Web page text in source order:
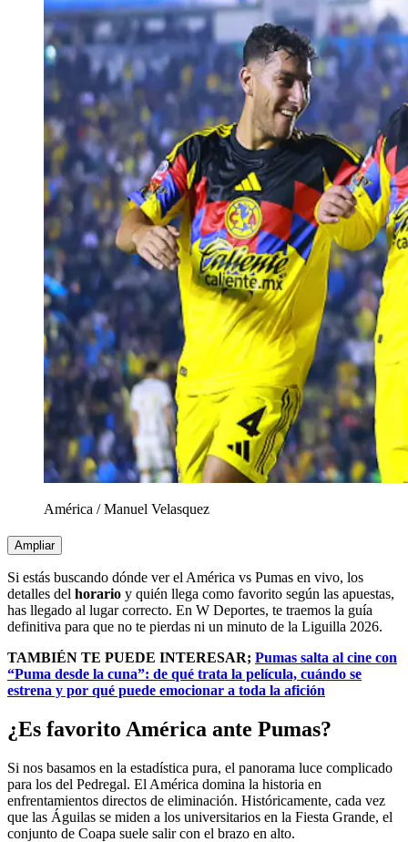
América /Manuel Velasquez
Ampliar
Si estás buscando dónde ver el América vs Pumas en vivo, los
detalles del horario y quién llega como favorito según las apuestas,
has llegado al lugar correcto. En W Deportes, te traemos la guía
definitiva para que no te pierdas ni un minuto de la Liguilla 2026.
TAMBIÉN TE PUEDE INTERESAR; Pumas salta al cine con
“Puma desde la cuna”: de qué trata la película, cuándo se
estrena y por qué puede emocionar a toda la afición
¿Es favorito América ante Pumas?
Si nos basamos en la estadística pura, el panorama luce complicado
para los del Pedregal. El América domina la historia en
enfrentamientos directos de eliminación. Históricamente, cada vez
que las Águilas se miden a los universitarios en la Fiesta Grande, el
conjunto de Coapa suele salir con el brazo en alto.